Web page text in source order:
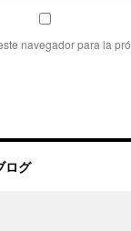
navegador para la
ログ